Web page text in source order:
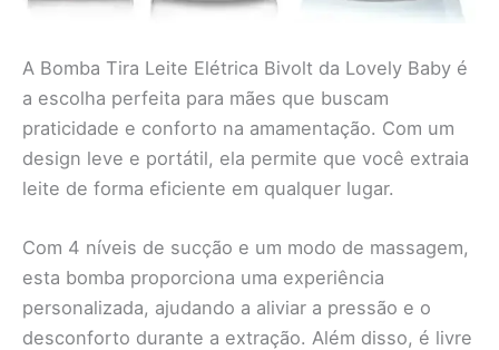
A Bomba Tira Leite Elétrica Bivolt da Lovely Baby é
a escolha perfeita para mães que buscam
praticidade e conforto na amamentação. Com um
design leve e portátil, ela permite que você extraia
leite de forma eficiente em qualquer lugar.
Com 4 níveis de sucção e um modo de massagem,
esta bomba proporciona uma experiência
personalizada, ajudando a aliviar a pressão e o
desconforto durante a extração. Além disso, é livre